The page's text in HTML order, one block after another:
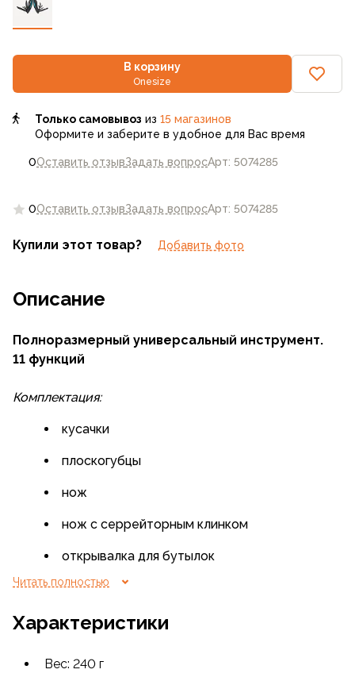
0Оставить отзывЗадать вопросАрт: 5074285
В корзину
Onesize
0Оставить отзывЗадать вопросАрт: 5074285
Только самовывоз из 15 магазинов
Оформите и заберите в удобное для Вас время
Купили этот товар? Добавить фото
Описание
Полноразмерный универсальный инструмент.
11 функций
Комплектация:
кусачки
плоскогубцы
нож
нож с серрейторным клинком
открывалка для бутылок
консервный нож
малая плоская отвертка
Читать полностью
Характеристики
Вес: 240 г